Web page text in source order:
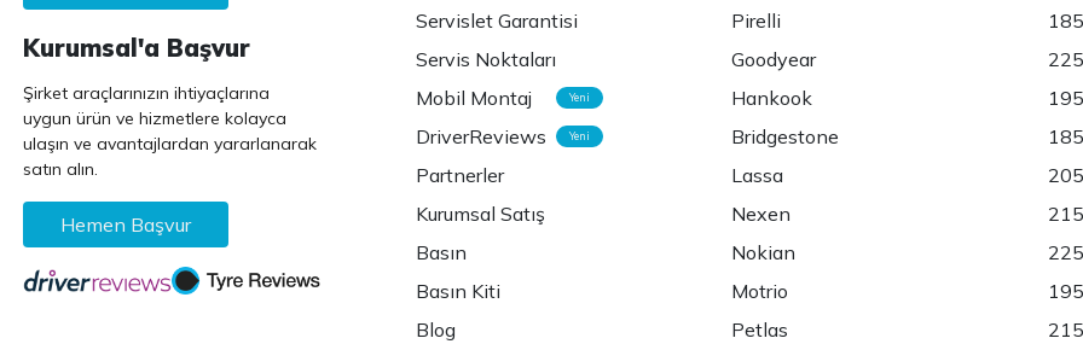
Kurumsal'a Başvur
Şirket araçlarınızın ihtiyaçlarına
uygun ürün ve hizmetlere kolayca
ulaşın ve avantajlardan yararlanarak
satın alın.
Hemen Başvur
Servislet Garantisi
Servis Noktaları
Mobil Montaj
Yeni
DriverReviews Yeni
Partnerler
Kurumsal Satış
Basın
Basın Kiti
Blog
Pirelli
Goodyear
Hankook
Bridgestone
Lassa
Nexen
Nokian
Motrio
Petlas